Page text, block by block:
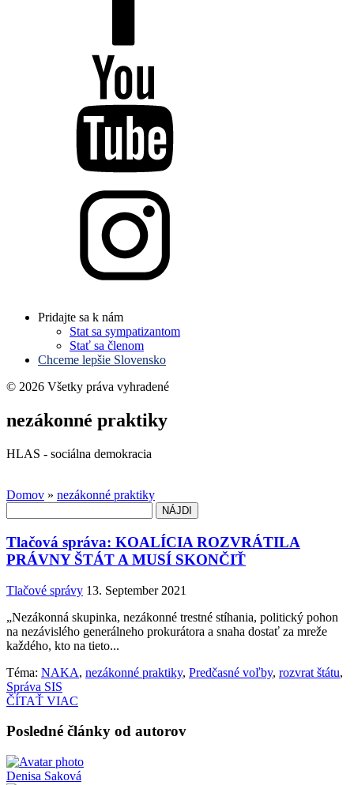
Pridajte sa k nám
Stat sa sympatizantom
Stať sa členom
Chceme lepšie Slovensko
© 2026 Všetky práva vyhradené
nezákonné praktiky
HLAS - sociálna demokracia
Domov » nezákonné praktiky
Tlačová správa: KOALÍCIA ROZVRÁTILA
PRÁVNY ŠTÁT A MUSÍ SKONČIŤ
Tlačové správy 13. September 2021
„Nezákonná skupinka, nezákonné trestné stíhania, politický pohon
na nezávislého generálneho prokurátora a snaha dostať za mreže
každého, kto na tieto...
Téma: NAKA, nezákonné praktiky, Predčasné voľby, rozvrat štátu,
Správa SIS
ČÍTAŤ VIAC
Posledné články od autorov
Denisa Saková